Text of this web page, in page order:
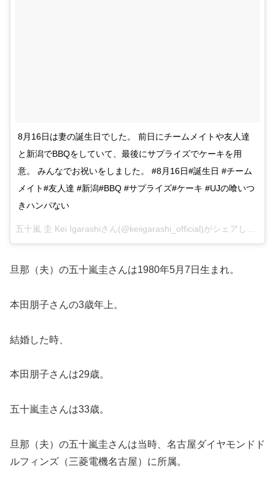
8月16日は妻の誕生日でした。 前日にチームメイトや友人達
と新潟でBBQをしていて、最後にサプライズでケーキを用
意。 みんなでお祝いをしました。 #8月16日#誕生日 #チーム
メイト#友人達 #新潟#BBQ #サプライズ#ケーキ #UJの喰いつ
きハンパない
五十嵐 圭 Kei Igarashiさん(@keiigarashi_official)がシェアした投稿 –
旦那（夫）の五十嵐圭さんは1980年5月7日生まれ。
本田朋子さんの3歳年上。
結婚した時、
本田朋子さんは29歳。
五十嵐圭さんは33歳。
旦那（夫）の五十嵐圭さんは当時、名古屋ダイヤモンドド
ルフィンズ（三菱電機名古屋）に所属。